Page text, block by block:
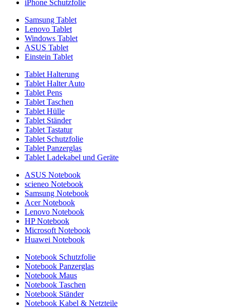
iPhone Schutzfolie
Samsung Tablet
Lenovo Tablet
Windows Tablet
ASUS Tablet
Einstein Tablet
Tablet Halterung
Tablet Halter Auto
Tablet Pens
Tablet Taschen
Tablet Hülle
Tablet Ständer
Tablet Tastatur
Tablet Schutzfolie
Tablet Panzerglas
Tablet Ladekabel und Geräte
ASUS Notebook
scieneo Notebook
Samsung Notebook
Acer Notebook
Lenovo Notebook
HP Notebook
Microsoft Notebook
Huawei Notebook
Notebook Schutzfolie
Notebook Panzerglas
Notebook Maus
Notebook Taschen
Notebook Ständer
Notebook Kabel & Netzteile